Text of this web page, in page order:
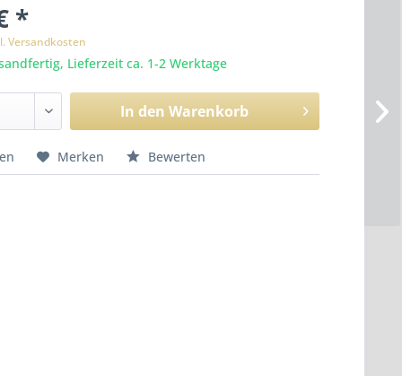
*
Versandkosten
Lieferzeit ca. 1-2 Werktage
In den Warenkorb
Merken Bewerten